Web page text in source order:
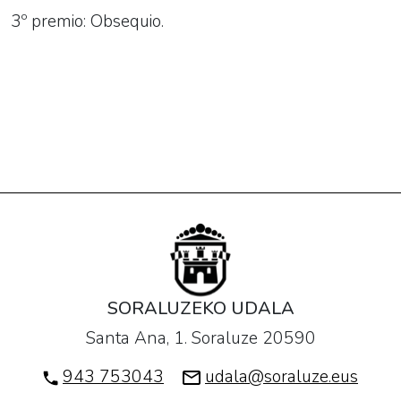
3º premio: Obsequio.
SORALUZEKO UDALA
Santa Ana, 1. Soraluze 20590
943 753043
udala@soraluze.eus